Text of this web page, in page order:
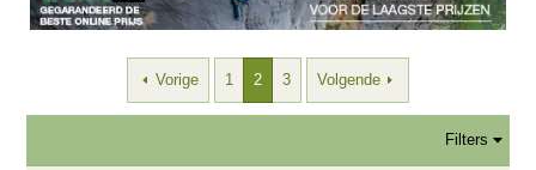
Vorige 1 2 3 Volgende
Filters